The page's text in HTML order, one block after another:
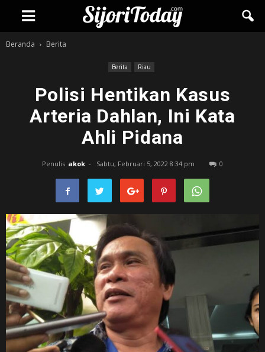
Beranda Berita
Berita Riau
Polisi Hentikan Kasus
Arteria Dahlan, Ini Kata
Ahli Pidana
Penulis akok - Sabtu, Februari 5, 2022 8:34 pm 0